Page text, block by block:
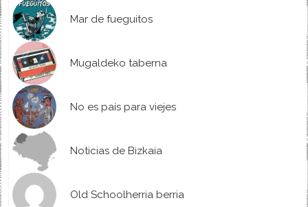
Mar de fueguitos
Mugaldeko taberna
No es país para viejes
Noticias de Bizkaia
Old Schoolherria berria